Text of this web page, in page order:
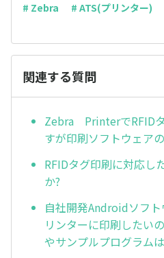
# Zebra # ATS(プリンター)
関連する質問
Zebra PrinterでRFID
すが印刷ソフトウェア
RFIDタグ印刷に対応し
か?
自社開発Androidソフ
リンターに印刷したい
やサンプルプログラム